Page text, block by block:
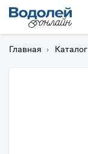
Главная › Каталог